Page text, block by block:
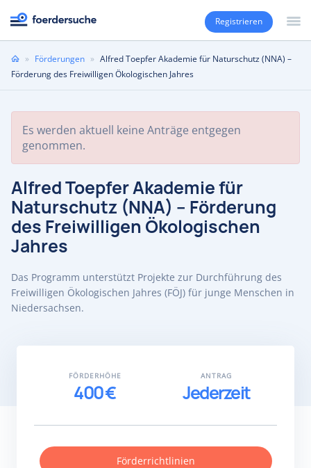
Registrieren
Sie
sind
» Förderungen » Alfred Toepfer Akademie für Naturschutz (NNA) –
Förderung des Freiwilligen Ökologischen Jahres
Es werden aktuell keine Anträge entgegen
genommen.
Alfred Toepfer Akademie für
Naturschutz (NNA) – Förderung
des Freiwilligen Ökologischen
Jahres
Das Programm unterstützt Projekte zur Durchführung des
Freiwilligen Ökologischen Jahres (FÖJ) für junge Menschen in
Niedersachsen.
FÖRDERHÖHE
400 €
ANTRAG
Jederzeit
Förderrichtlinien